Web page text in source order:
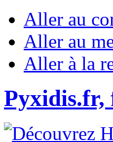
Aller au
Aller au
Aller à la
Pyxidis.fr,